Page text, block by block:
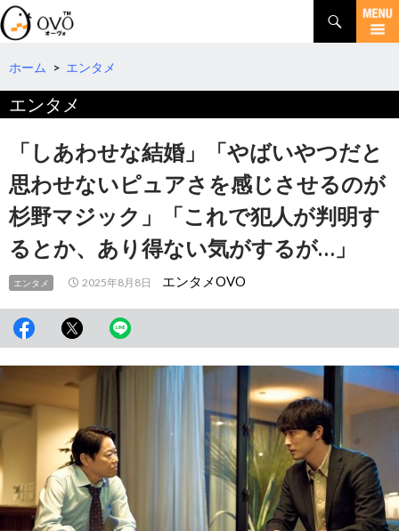
検
索
コ
テ
へ
ホーム > エンタメ
エンタメ
「しあわせな結婚」「やばいやつだと
思わせないピュアさを感じさせるのが
杉野マジック」「これで犯人が判明す
るとか、あり得ない気がするが…」
エンタメ 2025年8月8日 エンタメOVO